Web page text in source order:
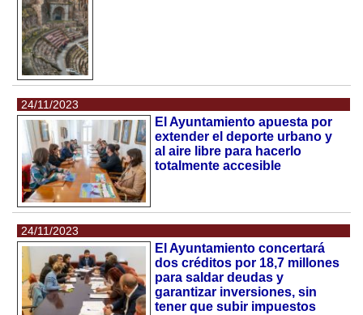
24/11/2023
El Ayuntamiento apuesta por
extender el deporte urbano y
al aire libre para hacerlo
totalmente accesible
24/11/2023
El Ayuntamiento concertará
dos créditos por 18,7 millones
para saldar deudas y
garantizar inversiones, sin
tener que subir impuestos